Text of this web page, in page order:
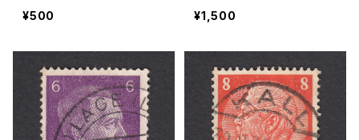
1.4.1931
¥500
34
¥1,500